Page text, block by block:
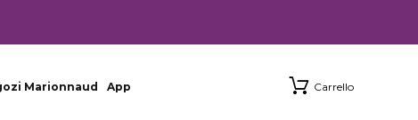
Marionnaud App Carrello